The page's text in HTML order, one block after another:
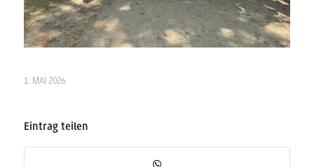
1. MAI 2026
Eintrag teilen